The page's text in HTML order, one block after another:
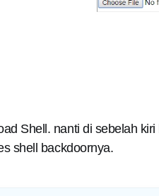
Shell. nanti di sebelah
shell backdoornya.